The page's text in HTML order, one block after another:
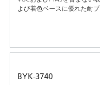
よび着色ベースに優れた耐
BYK-3740